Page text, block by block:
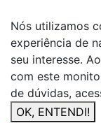
Nós utilizamos
experiência de
seu interesse.
com este
de dúvidas,
OK, ENTENDI!